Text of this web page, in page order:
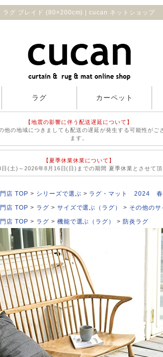
ラグ ブレイド (80×200cm) | cucan ネットショップ
ラグ カーペット
【地震の影響に伴う配送遅延について】
の地域につきましても配送の遅延が発生する可能性が
ます。
【夏季休業休業について】
(土)～2026年8月16日(日)までの期間 夏季休業とさせて
店 TOP シリーズで選ぶ ラグ・マット 2024 春
店 TOP
ラグ サイズで選ぶ（ラグ）
その他の
店 TOP
ラグ 機能で選ぶ（ラグ） 防炎ラグ